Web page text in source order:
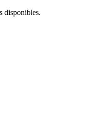
disponibles.